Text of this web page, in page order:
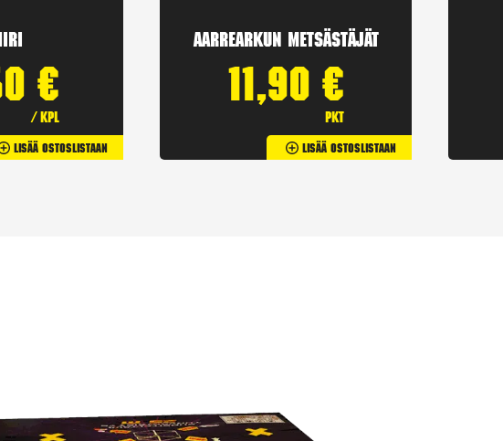
€
/ kpl
Lisää Ostoslistaan
Aarrearkun Metsästäjät
11,90 €
pkt
Lisää Ostoslistaan